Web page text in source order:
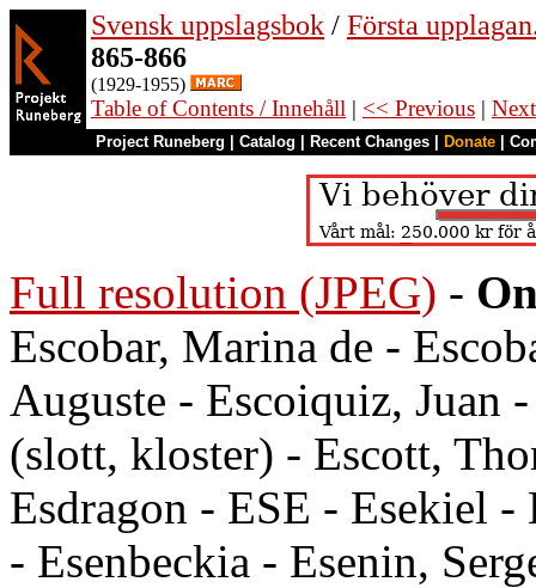
Svensk uppslagsbok / Första
865-866
(1929-1955)
Table of Contents / Innehåll | << Previous |
Project Runeberg Catalog Recent Changes Donate
Full resolution (JPEG) -
Escobar, Marina de -
Auguste - Escoiquiz, Juan
(slott, kloster) - Escott,
Esdragon - ESE - Esekiel -
- Esenbeckia - Esenin,